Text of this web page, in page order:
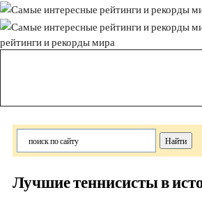
рейтинги и рекорды мира
Лучшие теннисисты в